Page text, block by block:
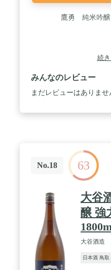
鷹勇 純米吟
続
みんなのレビュー
まだレビューはありませ
No.18 63
大谷
醸 強
大谷酒造
日本酒 鳥取